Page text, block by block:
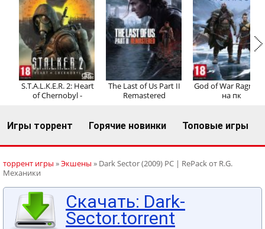
Регистрация Вход
S.T.A.L.K.E.R. 2: Heart
of Chernobyl -
The Last of Us Part II
Remastered
God of War
на пк
Игры торрент Горячие новинки Топовые игры
торрент игры »Экшены » Dark Sector (2009) PC | RePack от R.G.
Механики
Скачать: Dark-
Sector.torrent